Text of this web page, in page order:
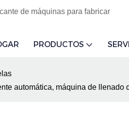
de máquinas para fabricar
PRODUCTOS
automática, máquina de